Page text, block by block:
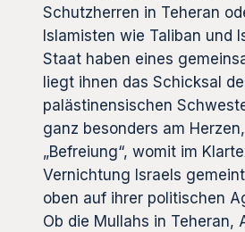
Schutzherren in Teheran
Islamisten wie Taliban und
Staat haben eines
liegt ihnen das Schicksal
palästinensischen
ganz besonders am
„Befreiung“, womit im
Vernichtung Israels
oben auf ihrer politischen
Ob die Mullahs in Teheran,